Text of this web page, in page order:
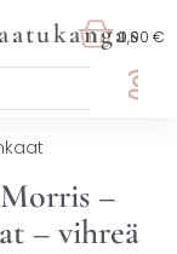
0,00 €
–
– vihreä